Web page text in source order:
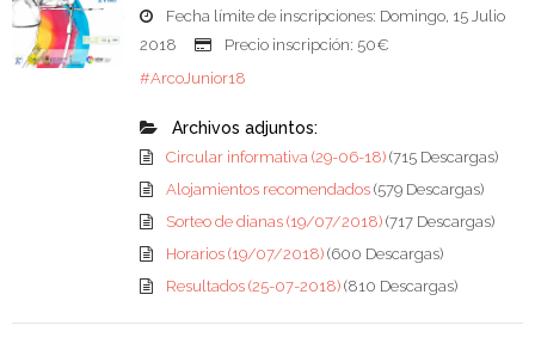
Fecha límite de inscripciones: Domingo, 15 Julio
2018
Precio inscripción: 50€
#ArcoJunior18
Archivos adjuntos:
Circular informativa (29-06-18) (715 Descargas)
Alojamientos recomendados (579 Descargas)
Sorteo de dianas (19/07/2018) (717 Descargas)
Horarios (19/07/2018) (600 Descargas)
Resultados (25-07-2018) (810 Descargas)